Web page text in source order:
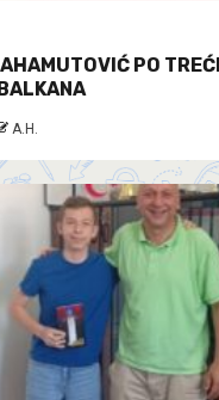
PO
A.H.